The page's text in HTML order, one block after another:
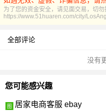
为了您的资金安全，请见面交易，切
https://www.51huaren.com/city/
全部评论
没有
您可能感兴趣
居家电商客服 ebay